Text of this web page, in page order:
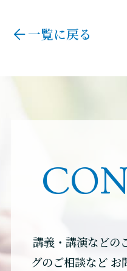
一覧に戻る
講義・講演などの
グのご相談など お